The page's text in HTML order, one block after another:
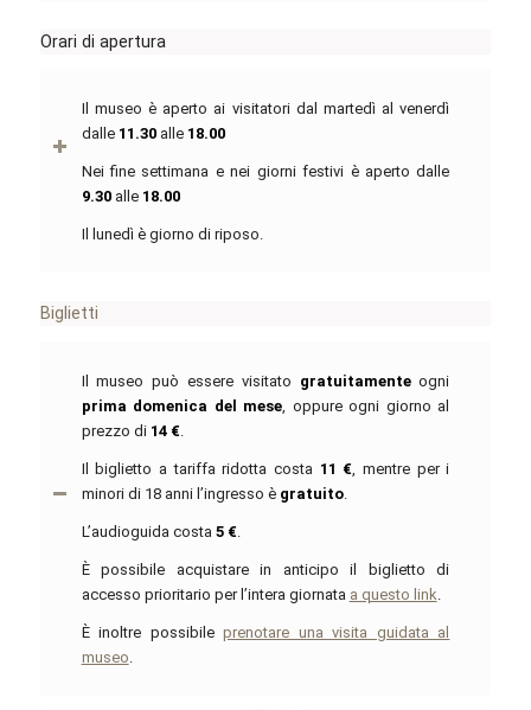
Orari di apertura
Il museo è aperto ai visitatori dal martedì al venerdì
dalle 11.30alle 18.00
Nei fine settimana e nei giorni festivi è aperto dalle
9.30alle 18.00
Il lunedì è giorno di riposo.
Biglietti
Il museo può essere visitato gratuitamenteogni
prima domenica del mese , oppure ogni giorno al
prezzo di 14 €.
Il biglietto a tariffa ridotta costa 11 € , mentre per i
minori di 18 anni l’ingresso è gratuito.
L’audioguida costa 5 €.
È possibile acquistare in anticipo il biglietto di
accesso prioritario per l’intera giornata a questo link
È inoltre possibileprenotare una visita guidata al
museo